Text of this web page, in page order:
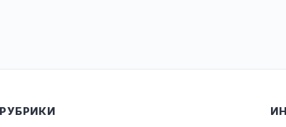
РУБРИКИ